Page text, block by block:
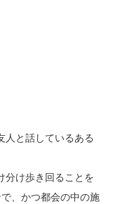
人と話しているある
分け歩き回ることを
、かつ都会の中の施